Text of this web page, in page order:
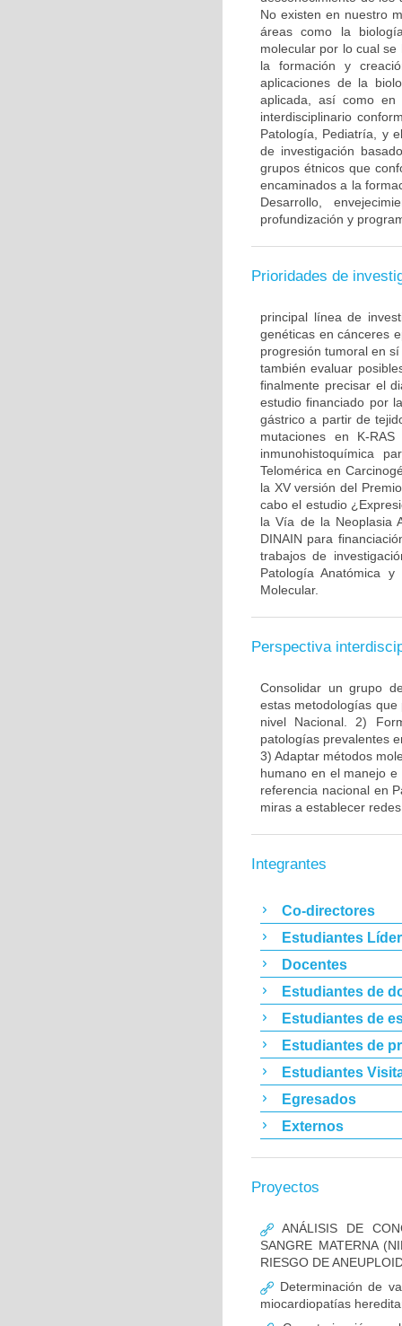
No existen en nuestro
áreas como la
molecular por lo cual
la formación y
aplicaciones de la
aplicada, así como en
interdisciplinario
Patología, Pediatría, y
de investigación
grupos étnicos que
encaminados a la
Desarrollo,
profundización y
Prioridades de
principal línea de
genéticas en cánceres
progresión tumoral en
también evaluar
finalmente precisar el
estudio financiado por
gástrico a partir de
mutaciones en K-
inmunohistoquímica
Telomérica en
la XV versión del
cabo el estudio
la Vía de la Neoplasia
DINAIN para
trabajos de
Patología Anatómica
Molecular.
Perspectiva
Consolidar un grupo
estas metodologías
nivel Nacional. 2)
patologías prevalentes
3) Adaptar métodos
humano en el manejo
referencia nacional en
miras a establecer
Integrantes
Co-directores
Estudiantes
Docentes
Estudiantes de
Estudiantes de
Estudiantes de
Estudiantes
Egresados
Externos
Proyectos
ANÁLISIS DE
SANGRE MATERNA
RIESGO DE
Determinación de
miocardiopatías